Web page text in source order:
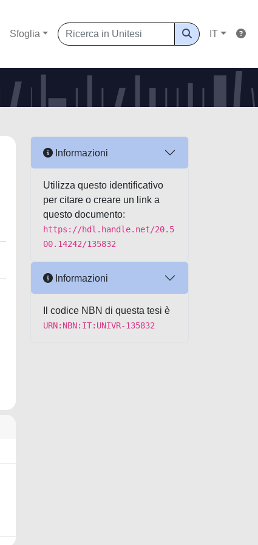
Sfoglia IT
Informazioni
Utilizza questo identificativo
per citare o creare un link a
questo documento:
https://hdl.handle.net/20.5
00.14242/135832
Informazioni
Il codice NBN di questa tesi è
URN:NBN:IT:UNIVR-135832